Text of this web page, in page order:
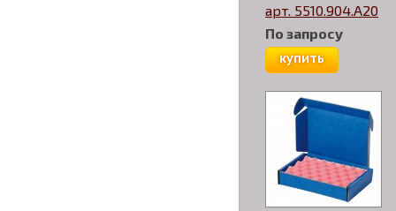
арт. 5510.904.A20
По запросу
купить